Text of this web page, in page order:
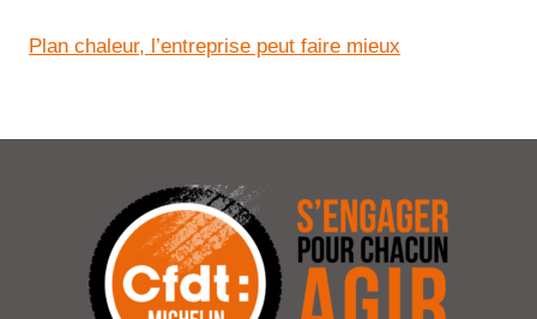
Plan chaleur, l’entreprise peut faire mieux